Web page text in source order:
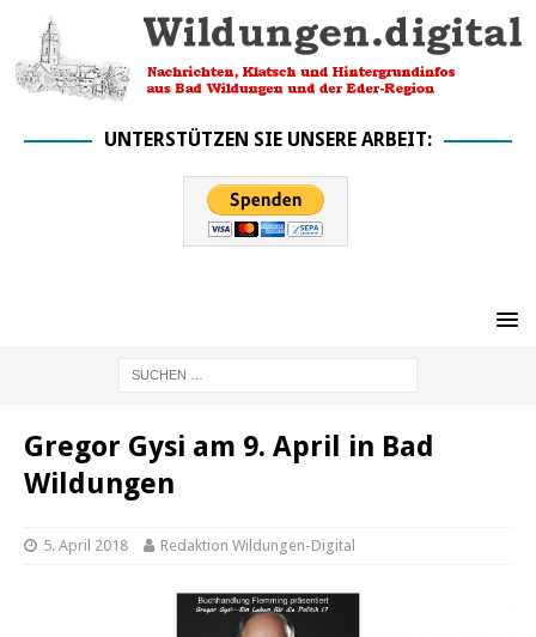
UNTERSTÜTZEN SIE UNSERE ARBEIT:
Gregor Gysi am 9. April in Bad
Wildungen
5. April 2018 Redaktion Wildungen-Digital